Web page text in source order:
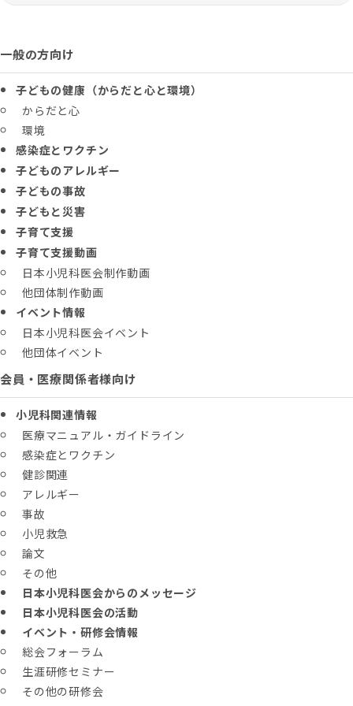
一般の方向け
子どもの健康（からだと心と環境）
からだと心
環境
感染症とワクチン
子どものアレルギー
子どもの事故
子どもと災害
子育て支援
子育て支援動画
日本小児科医会制作動画
他団体制作動画
イベント情報
日本小児科医会イベント
他団体イベント
会員・医療関係者様向け
小児科関連情報
医療マニュアル・ガイドライン
感染症とワクチン
健診関連
アレルギー
事故
小児救急
論文
その他
日本小児科医会からのメッセージ
日本小児科医会の活動
イベント・研修会情報
総会フォーラム
生涯研修セミナー
その他の研修会